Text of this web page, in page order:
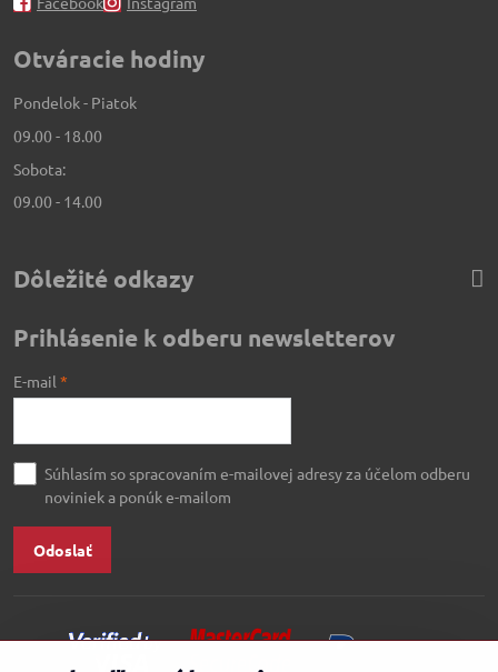
Otváracie hodiny
Pondelok - Piatok
09.00 - 18.00
Sobota:
09.00 - 14.00
Dôležité odkazy
Prihlásenie k odberu newsletterov
E-mail *
Súhlasím so spracovaním e-mailovej adresy za účelom odberu
noviniek a ponúk e-mailom
Odoslať